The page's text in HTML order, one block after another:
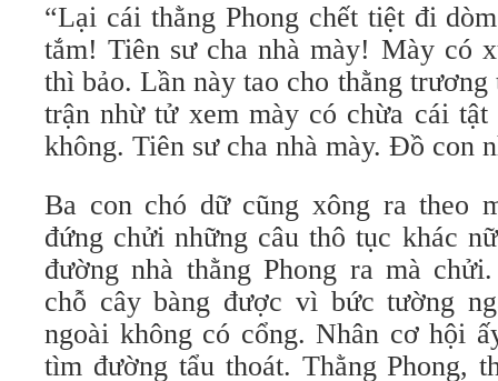
“Lại cái thằng Phong chết tiệt đi
tắm! Tiên sư cha nhà mày! Mày có
thì bảo. Lần này tao cho thằng trương
trận nhừ tử xem mày có chừa cái
không. Tiên sư cha nhà mày. Đồ con
Ba con chó dữ cũng xông ra theo
đứng chửi những câu thô tục khác
đường nhà thằng Phong ra mà
chỗ cây bàng được vì bức tường
ngoài không có cổng. Nhân cơ hội
tìm đường tẩu thoát. Thằng Phong,